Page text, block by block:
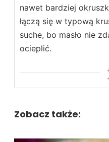
nawet bardziej
łączą się w typową
suche, bo masło nie
ocieplić.
Zobacz także: